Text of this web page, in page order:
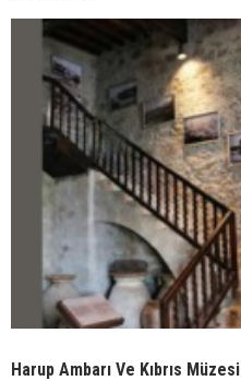
Harup Ambarı Ve Kıbrıs Müzesi